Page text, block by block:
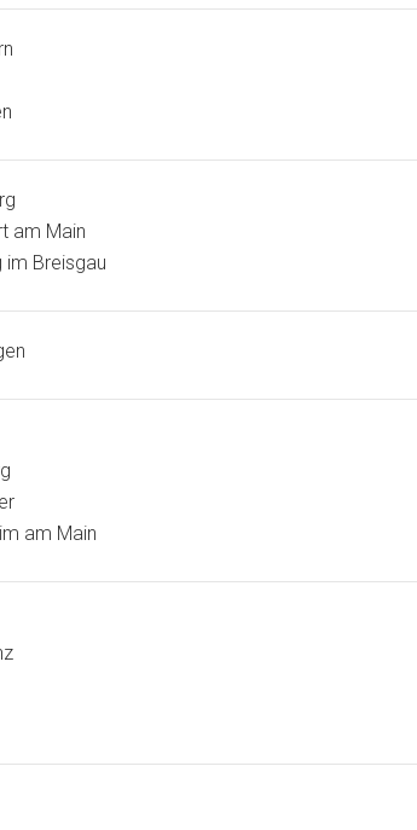
am Main
im Breisgau
am Main